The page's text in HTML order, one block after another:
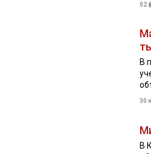
02
В
30
В